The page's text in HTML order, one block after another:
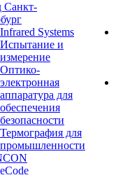
Санкт-
Systems
Испытание и
измерение
Оптико-
электронная
аппаратура для
обеспечения
безопасности
Термография для
промышленности
eCode